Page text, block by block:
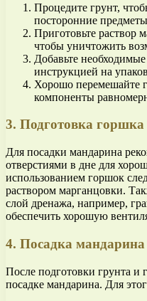
Процедите грунт,
посторонние
Приготовьте раствор
чтобы уничтожить
Добавьте
инструкцией на
Хорошо перемешайте
компоненты
3. Подготовка горшка
Для посадки мандарина
отверстиями в дне для
использованием горшок
раствором марганцовки.
слой дренажа, например,
обеспечить хорошую
4. Посадка мандарина
После подготовки грунта и
посадке мандарина. Для